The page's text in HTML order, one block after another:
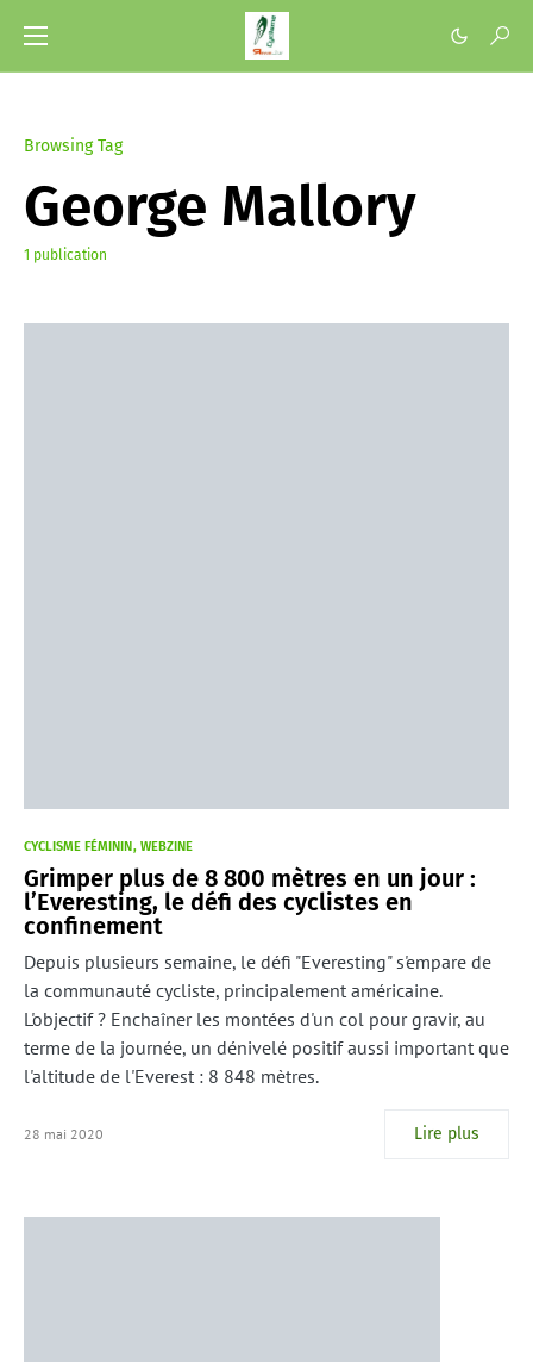
Browsing Tag
George Mallory
1 publication
CYCLISME FÉMININ WEBZINE
Grimper plus de 8 800 mètres en un jour :
l’Everesting, le défi des cyclistes en
confinement
Depuis plusieurs semaine, le défi "Everesting" s'empare de
la communauté cycliste, principalement américaine.
L'objectif ? Enchaîner les montées d'un col pour gravir, au
terme de la journée, un dénivelé positif aussi important que
l'altitude de l'Everest : 8 848 mètres.
28 mai 2020 Lire plus